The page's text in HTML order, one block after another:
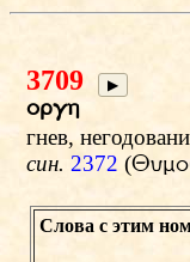
3709 ▶
orgh
гнев,
син. 2372 (
Слова с этим